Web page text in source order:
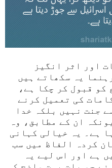
اور اثر انگیز
یہ سکھاتے ہیں
کو قبول کر چکا ہے،
کی تعمیل کرنے
جنت نہیں بلکہ خدا
ان کے مطابق، وہ
ہے۔ یہ خیالی کہانی
کردہ الفاظ میں سب
ہے اور اس لیے یہ